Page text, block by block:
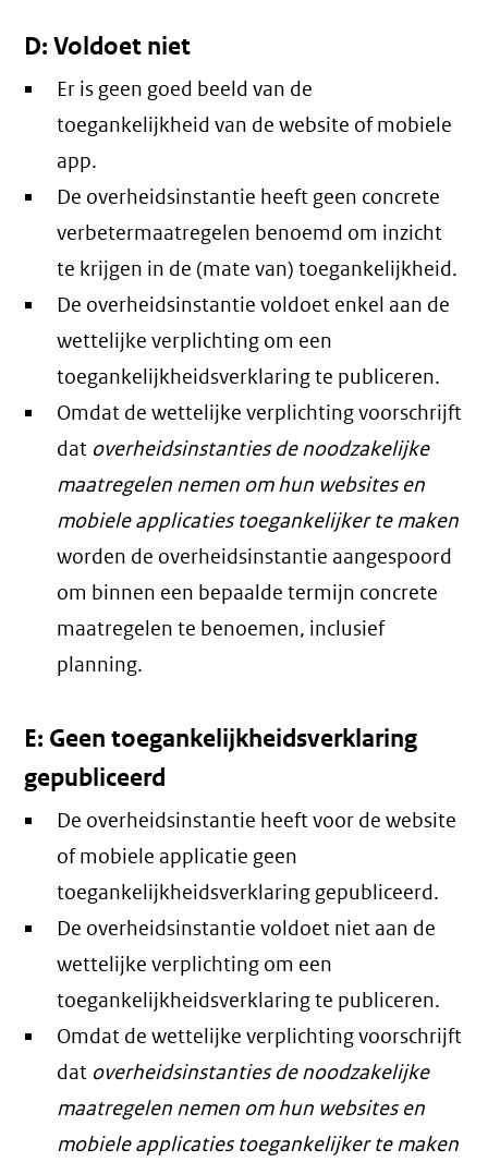
D: Voldoet niet
Er is geen goed beeld van de
toegankelijkheid van de website of mobiele
app.
De overheidsinstantie heeft geen concrete
verbetermaatregelen benoemd om inzicht
te krijgen in de (mate van) toegankelijkheid.
De overheidsinstantie voldoet enkel aan de
wettelijke verplichting om een
toegankelijkheidsverklaring te publiceren.
Omdat de wettelijke verplichting voorschrijft
dat overheidsinstanties de noodzakelijke
maatregelen nemen om hun websites en
mobiele applicaties toegankelijker te maken
worden de overheidsinstantie aangespoord
om binnen een bepaalde termijn concrete
maatregelen te benoemen, inclusief
planning.
E: Geen toegankelijkheidsverklaring
gepubliceerd
De overheidsinstantie heeft voor de website
of mobiele applicatie geen
toegankelijkheidsverklaring gepubliceerd.
De overheidsinstantie voldoet niet aan de
wettelijke verplichting om een
toegankelijkheidsverklaring te publiceren.
Omdat de wettelijke verplichting voorschrijft
dat overheidsinstanties de noodzakelijke
maatregelen nemen om hun websites en
mobiele applicaties toegankelijker te maken